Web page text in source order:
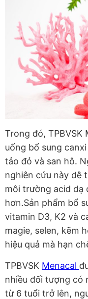
Trong đó, TPBVSK
uống bổ sung
tảo đỏ và san hô.
nghiên cứu này dễ
môi trường acid dạ
hơn.Sản phẩm bổ
vitamin D3, K2 và
magie, selen, kẽm
hiệu quả mà hạn
TPBVSK Menacal
nhiều đối tượng có
từ 6 tuổi trở lên,